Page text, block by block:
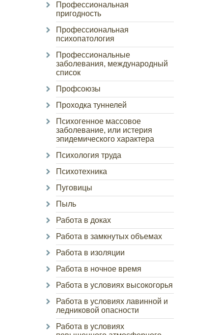
Профессиональная
пригодность
Профессиональная
психопатология
Профессиональные
заболевания, международный
список
Профсоюзы
Проходка туннелей
Психогенное массовое
заболевание, или истерия
эпидемического характера
Психология труда
Психотехника
Пуговицы
Пыль
Работа в доках
Работа в замкнутых объемах
Работа в изоляции
Работа в ночное время
Работа в условиях высокогорья
Работа в условиях лавинной и
ледниковой опасности
Работа в условиях